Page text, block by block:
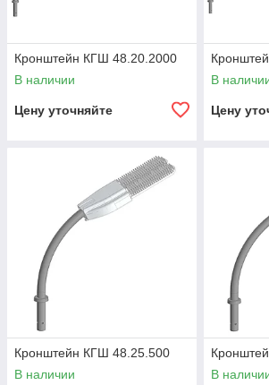
Кронштейн КГШ 48.20.2000
В наличии
Цену уточняйте
В
Цену
Кронштейн КГШ 48.25.500
В наличии
В